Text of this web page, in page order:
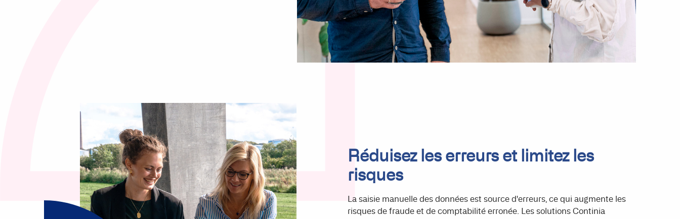
Réduisez les erreurs et limitez les
risques
La saisie manuelle des données est source d'erreurs, ce qui augmente les
risques de fraude et de comptabilité erronée. Les solutions Continia